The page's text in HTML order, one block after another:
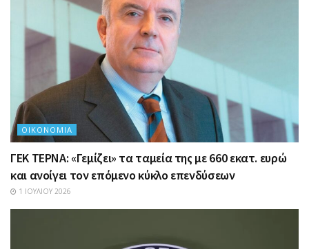
ΟΙΚΟΝΟΜΊΑ
ΓΕΚ ΤΕΡΝΑ: «Γεμίζει» τα ταμεία της με 660 εκατ. ευρώ
και ανοίγει τον επόμενο κύκλο επενδύσεων
1 ΙΟΥΛΊΟΥ 2026